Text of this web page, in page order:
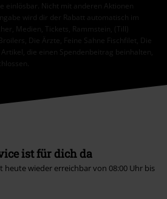
einlösbar. Nicht mit anderen Aktionen
wird dir der Rabatt automatisch im
Medien, Tickets, Rammstein, (Till)
Die Ärzte, Feine Sahne Fischfilet, Die
die einen Spendenbeitrag beinhalten,
ist für dich da
heute wieder erreichbar von 08:00 Uhr bis